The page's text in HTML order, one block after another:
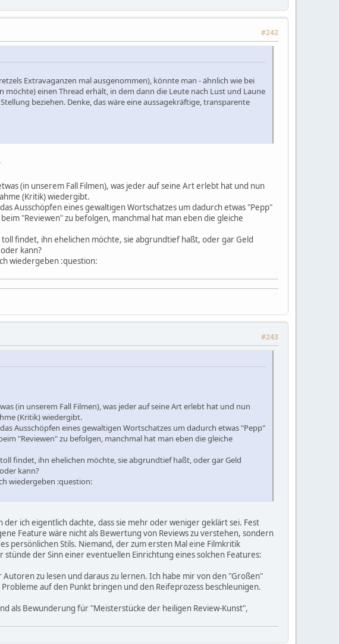
#242
Extravaganzen mal ausgenommen), könnte man - ähnlich wie bei
einen Thread erhält, in dem dann die Leute nach Lust und Laune
beziehen. Denke, das wäre eine aussagekräftige, transparente
(in unserem Fall Filmen), was jeder auf seine Art erlebt hat und nun
(Kritik) wiedergibt.
Ausschöpfen eines gewaltigen Wortschatzes um dadurch etwas "Pepp"
"Reviewen" zu befolgen, manchmal hat man eben die gleiche
findet, ihn ehelichen möchte, sie abgrundtief haßt, oder gar Geld
kann?
wiedergeben :question:
#243
(in unserem Fall Filmen), was jeder auf seine Art erlebt hat und nun
(Kritik) wiedergibt.
Ausschöpfen eines gewaltigen Wortschatzes um dadurch etwas "Pepp"
"Reviewen" zu befolgen, manchmal hat man eben die gleiche
findet, ihn ehelichen möchte, sie abgrundtief haßt, oder gar Geld
kann?
wiedergeben :question:
ich eigentlich dachte, dass sie mehr oder weniger geklärt sei. Fest
Feature wäre nicht als Bewertung von Reviews zu verstehen, sondern
persönlichen Stils. Niemand, der zum ersten Mal eine Filmkritik
der Sinn einer eventuellen Einrichtung eines solchen Features:
zu lesen und daraus zu lernen. Ich habe mir von den "Großen"
auf den Punkt bringen und den Reifeprozess beschleunigen.
als Bewunderung für "Meisterstücke der heiligen Review-Kunst",